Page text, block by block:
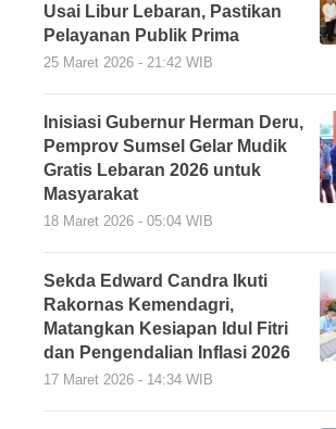
Usai Libur Lebaran, Pastikan
Pelayanan Publik Prima
25 Maret 2026 - 21:42 WIB
Inisiasi Gubernur Herman Deru,
Pemprov Sumsel Gelar Mudik
Gratis Lebaran 2026 untuk
Masyarakat
18 Maret 2026 - 05:04 WIB
Sekda Edward Candra Ikuti
Rakornas Kemendagri,
Matangkan Kesiapan Idul Fitri
dan Pengendalian Inflasi 2026
17 Maret 2026 - 14:34 WIB